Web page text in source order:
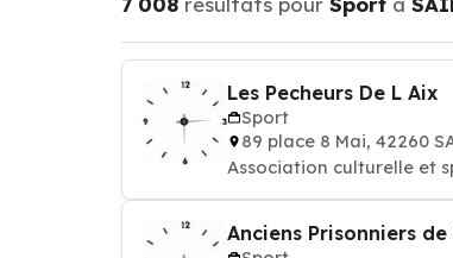
Les Pecheurs De L Aix
Sport
89 place 8 Mai, 42260
Association culturelle et
Anciens Prisonniers